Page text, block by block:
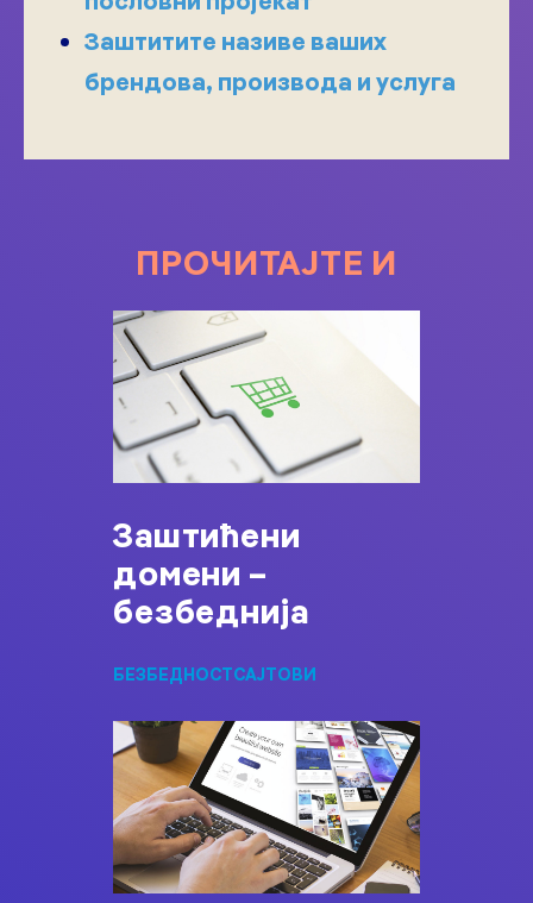
Заштитите називе ваших
брендова, производа и услуга
ПРОЧИТАЈТЕ И
Заштићени
домени –
безбеднија
БЕЗБЕДНОСТСАЈТОВИ